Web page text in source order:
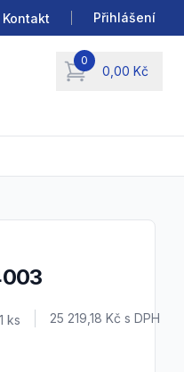
Kontakt Přihlášení
0
0,00 Kč
items in cart, view
ks Cena s DPH
25 219,18 Kč s DPH